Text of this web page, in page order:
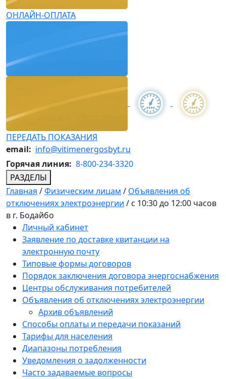
ОНЛАЙН-ОПЛАТА
ПЕРЕДАТЬ ПОКАЗАНИЯ
email: info@vitimenergosbyt.ru
Горячая линия: 8-800-234-3320
РАЗДЕЛЫ
Главная /Физическим лицам / Объявления об
отключениях электроэнергии / с 10:30 до 12:00 часов
в г. Бодайбо
Личный кабинет
Заявление по доставке квитанции на
электронную почту
Типовые формы договоров
Порядок заключения договора энергоснабжения
Центры обслуживания потребителей
Объявления об отключениях электроэнергии
Архив объявлений
Способы оплаты и передачи показаний
Тарифы для населения
Диапазоны потребления
Уведомления о задолженности
Часто задаваемые вопросы